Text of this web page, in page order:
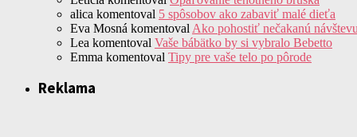
alica komentoval 5 spôsobov ako zabaviť malé dieťa
Eva Mosná komentoval Ako pohostiť nečakanú
Lea komentoval Vaše bábätko by si vybralo Bebetto
Emma komentoval Tipy pre vaše telo po pôrode
Reklama